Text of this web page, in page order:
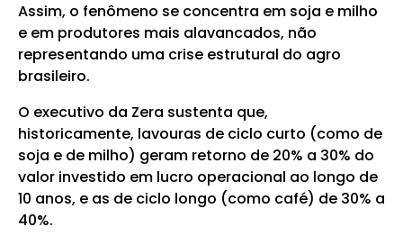
Assim, o fenômeno se concentra em soja e milho
e em produtores mais alavancados, não
representando uma crise estrutural do agro
brasileiro.
O executivo da Zera sustenta que,
historicamente, lavouras de ciclo curto (como de
soja e de milho) geram retorno de 20% a 30% do
valor investido em lucro operacional ao longo de
10 anos, e as de ciclo longo (como café) de 30% a
40%.